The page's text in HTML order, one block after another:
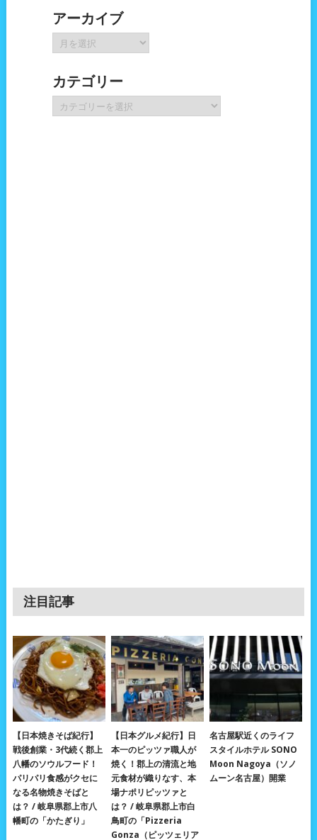
アーカイブ
ー
イ
ブ
カテゴリー
テ
注目記事
【日本焼きそば紀行】
戦後創業・3代続く郡上
八幡のソウルフード！
パリパリ食感がクセに
なる名物焼きそばと
は？ / 岐阜県郡上市八
幡町の「かたぎり」
【日本グルメ紀行】日
本一のピッツァ職人が
焼く！郡上の清流と地
元食材が織りなす、本
場ナポリピッツァと
は？ / 岐阜県郡上市白
鳥町の「Pizzeria
Gonza（ピッツェリア
名古屋駅近くのライフ
スタイルホテル SONO
Moon Nagoya（ソノ
ムーン名古屋）開業